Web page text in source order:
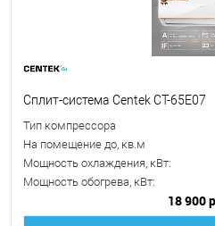
Сплит-система Centek CT-65E07
Тип компрессора
На помещение до, кв.м
Мощность охлаждения, кВт:
Мощность обогрева, кВт:
18 900